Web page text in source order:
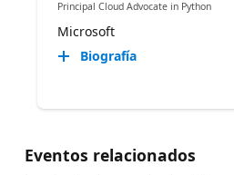
Principal Cloud Advocate in Python
Microsoft
Biografía
Eventos relacionados